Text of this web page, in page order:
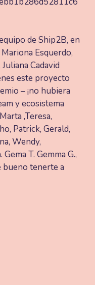
de Ship2B, en
Esquerdo,
Cadavid
este proyecto
– ¡no hubiera
y ecosistema
,Teresa,
Patrick, Gerald,
Wendy,
T. Gemma G.,
bueno tenerte a